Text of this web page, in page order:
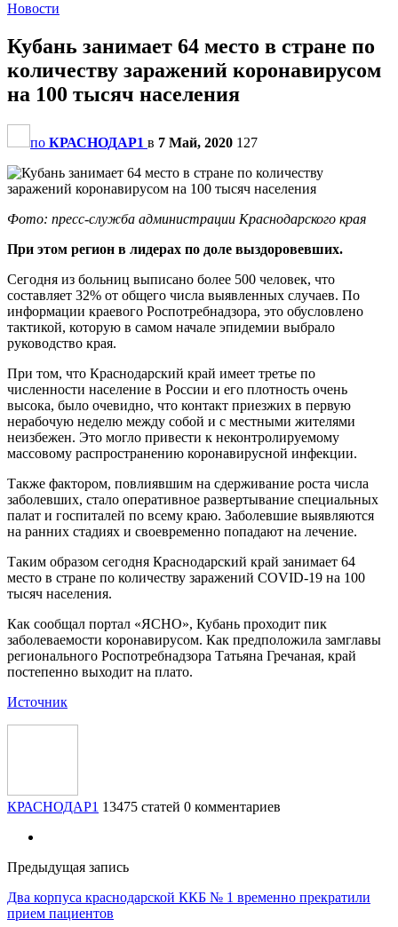
Новости
Кубань занимает 64 место в стране по
количеству заражений коронавирусом
на 100 тысяч населения
по КРАСНОДАР1 в 7 Май, 2020 127
Фото: пресс-служба администрации Краснодарского края
При этом регион в лидерах по доле выздоровевших.
Сегодня из больниц выписано более 500 человек, что
составляет 32% от общего числа выявленных случаев. По
информации краевого Роспотребнадзора, это обусловлено
тактикой, которую в самом начале эпидемии выбрало
руководство края.
При том, что Краснодарский край имеет третье по
численности население в России и его плотность очень
высока, было очевидно, что контакт приезжих в первую
нерабочую неделю между собой и с местными жителями
неизбежен. Это могло привести к неконтролируемому
массовому распространению коронавирусной инфекции.
Также фактором, повлиявшим на сдерживание роста числа
заболевших, стало оперативное развертывание специальных
палат и госпиталей по всему краю. Заболевшие выявляются
на ранних стадиях и своевременно попадают на лечение.
Таким образом сегодня Краснодарский край занимает 64
место в стране по количеству заражений COVID-19 на 100
тысяч населения.
Как сообщал портал «ЯСНО», Кубань проходит пик
заболеваемости коронавирусом. Как предположила замглавы
регионального Роспотребнадзора Татьяна Гречаная, край
постепенно выходит на плато.
Источник
КРАСНОДАР1 13475 статей 0 комментариев
Предыдущая запись
Два корпуса краснодарской ККБ № 1 временно прекратили
прием пациентов